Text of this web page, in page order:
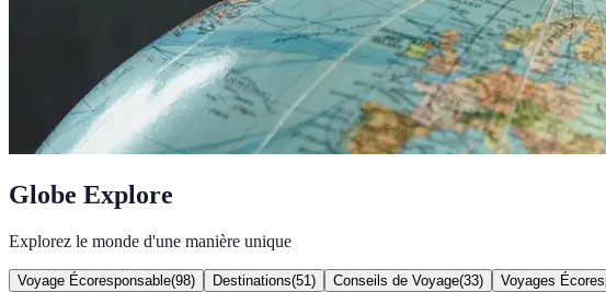
Globe Explore
Explorez le monde d'une manière unique
Voyage Écoresponsable(98) Destinations(51 ) Conseils de Voyage(33) Voyages